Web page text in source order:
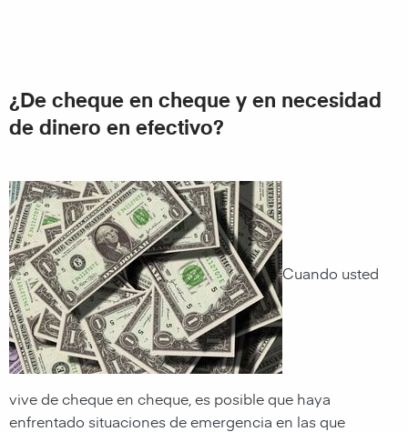
¿De cheque en cheque y en necesidad
de dinero en efectivo?
Cuando usted
vive de cheque en cheque, es posible que haya
enfrentado situaciones de emergencia en las que